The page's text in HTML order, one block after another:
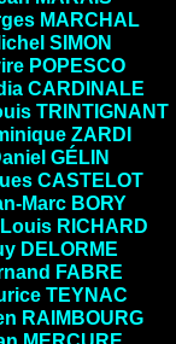
MARCHAL
SIMON
POPESCO
CARDINALE
TRINTIGNANT
ZARDI
GÉLIN
CASTELOT
Marc BORY
RICHARD
DELORME
FABRE
TEYNAC
RAIMBOURG